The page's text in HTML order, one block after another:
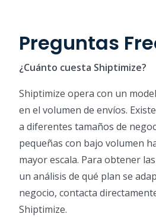
Preguntas
¿Cuánto cuesta Shiptimize?
Shiptimize opera con un
en el volumen de envíos.
a diferentes tamaños de
pequeñas con bajo volumen
mayor escala. Para obtener
un análisis de qué plan se
negocio, contacta
Shiptimize.